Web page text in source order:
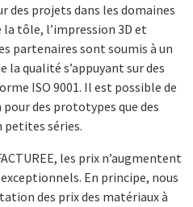
des projets dans les domaines
la tôle, l’impression 3D et
partenaires sont soumis à un
qualité s’appuyant sur des
ISO 9001. Il est possible de
des prototypes que des
petites séries.
les prix n’augmentent
En principe, nous
des prix des matériaux à